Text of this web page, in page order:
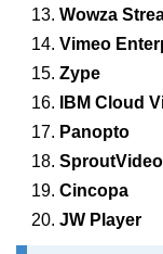
Wowza
Vimeo
Zype
IBM Cloud
Panopto
SproutVideo
Cincopa
JW Player